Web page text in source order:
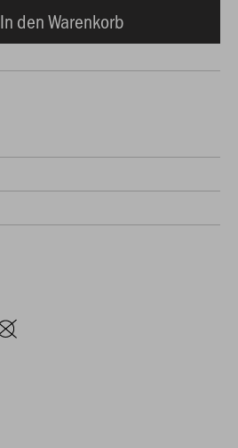
In den Warenkorb